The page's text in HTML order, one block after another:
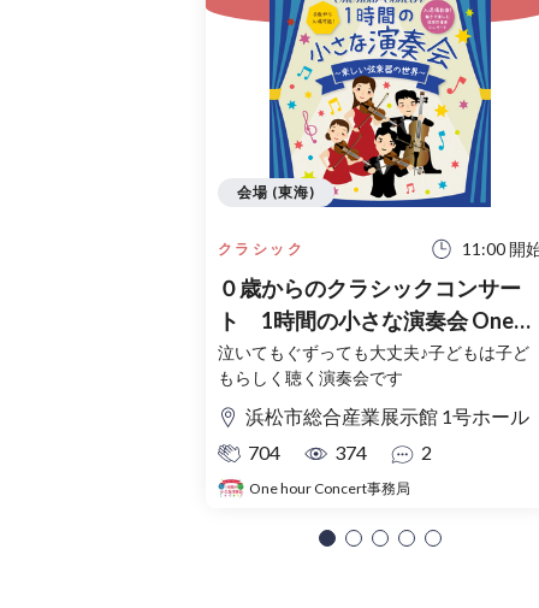
クラシック 11:00 開
０歳からのクラシックコンサー
ト 1時間の小さな演奏会 One
hour Concert 楽しい弦楽器の世
界 浜松公演
泣いてもぐずっても大丈夫♪子どもは子ど
もらしく聴く演奏会です
浜松市総合産業展示館 1号ホール
704
374 2
One hour Concert事務局
会場 (東海)